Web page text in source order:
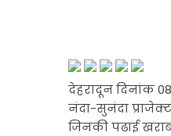
देहरादून दिनांक
नंदा-सुनंदा
जिनकी पढाई